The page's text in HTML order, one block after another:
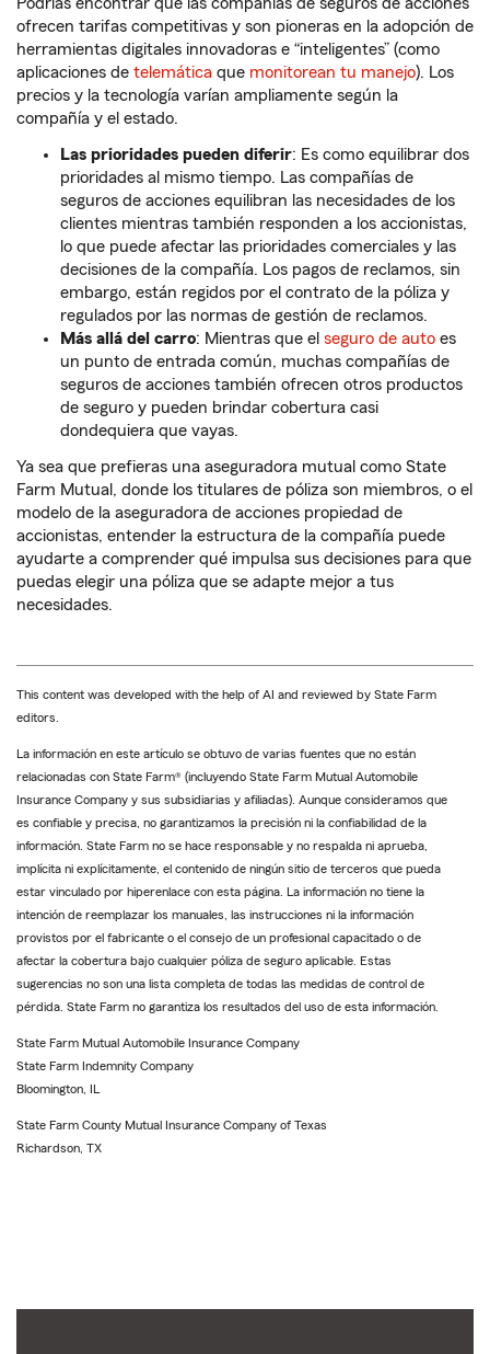
Podrías encontrar que las compañías de seguros de acciones
ofrecen tarifas competitivas y son pioneras en la adopción de
herramientas digitales innovadoras e “inteligentes” (como
aplicaciones de telemática que monitorean tu manejo). Los
precios y la tecnología varían ampliamente según la
compañía y el estado.
Las prioridades pueden diferir: Es como equilibrar dos
prioridades al mismo tiempo. Las compañías de
seguros de acciones equilibran las necesidades de los
clientes mientras también responden a los accionistas,
lo que puede afectar las prioridades comerciales y las
decisiones de la compañía. Los pagos de reclamos, sin
embargo, están regidos por el contrato de la póliza y
regulados por las normas de gestión de reclamos.
Más allá del carro: Mientras que el seguro de auto es
un punto de entrada común, muchas compañías de
seguros de acciones también ofrecen otros productos
de seguro y pueden brindar cobertura casi
dondequiera que vayas.
Ya sea que prefieras una aseguradora mutual como State
Farm Mutual, donde los titulares de póliza son miembros, o el
modelo de la aseguradora de acciones propiedad de
accionistas, entender la estructura de la compañía puede
ayudarte a comprender qué impulsa sus decisiones para que
puedas elegir una póliza que se adapte mejor a tus
necesidades.
This content was developed with the help of AI and reviewed by State Farm
editors.
La información en este artículo se obtuvo de varias fuentes que no están
relacionadas con State Farm® (incluyendo State Farm Mutual Automobile
Insurance Company y sus subsidiarias y afiliadas). Aunque consideramos que
es confiable y precisa, no garantizamos la precisión ni la confiabilidad de la
información. State Farm no se hace responsable y no respalda ni aprueba,
implícita ni explícitamente, el contenido de ningún sitio de terceros que pueda
estar vinculado por hiperenlace con esta página. La información no tiene la
intención de reemplazar los manuales, las instrucciones ni la información
provistos por el fabricante o el consejo de un profesional capacitado o de
afectar la cobertura bajo cualquier póliza de seguro aplicable. Estas
sugerencias no son una lista completa de todas las medidas de control de
pérdida. State Farm no garantiza los resultados del uso de esta información.
State Farm Mutual Automobile Insurance Company
State Farm Indemnity Company
Bloomington, IL
State Farm County Mutual Insurance Company of Texas
Richardson, TX